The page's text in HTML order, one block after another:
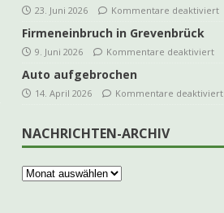
23. Juni 2026 Kommentare deaktiviert
Firmeneinbruch in Grevenbrück
9. Juni 2026 Kommentare deaktiviert
Auto aufgebrochen
14. April 2026 Kommentare deaktiviert
NACHRICHTEN-ARCHIV